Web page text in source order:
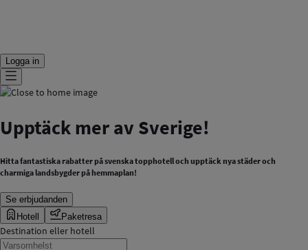
Logga in
Upptäck mer av Sverige!
Hitta fantastiska rabatter på svenska topphotell och upptäck nya städer och
charmiga landsbygder på hemmaplan!
Se erbjudanden
Hotell
Paketresa
Destination eller hotell